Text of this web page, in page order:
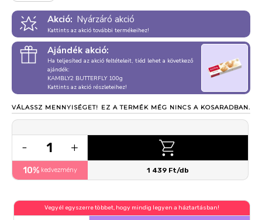
Akció: Nyárzáró akció
Kattints az akció további termékeihez!
Ajándék akció:
Ha teljesíted az akció feltételeit, tiéd lehet a következő
ajándék:
KAMBLY2 BUTTERFLY 100g
Kattints az akció részleteihez!
VÁLASSZ MENNYISÉGET! EZ A TERMÉK MÉG NINCS A KOSARADBAN.
- 1 +
10% kedvezmény 1 439 Ft/db
Vegyél egyszerre többet, hogy mindig legyen a háztartásban!